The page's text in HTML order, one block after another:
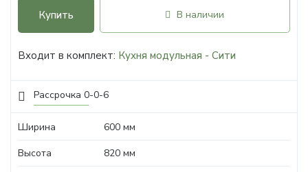
Рассрочка 0-0-6
Купить В наличии
Входит в комплект: Кухня модульная - Сити
Ширина
600 мм
Высота
820 мм